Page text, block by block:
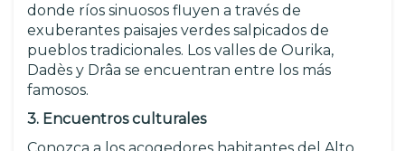
donde ríos sinuosos fluyen a través de
exuberantes paisajes verdes salpicados de
pueblos tradicionales. Los valles de Ourika,
Dadès y Drâa se encuentran entre los más
famosos.
3. Encuentros culturales